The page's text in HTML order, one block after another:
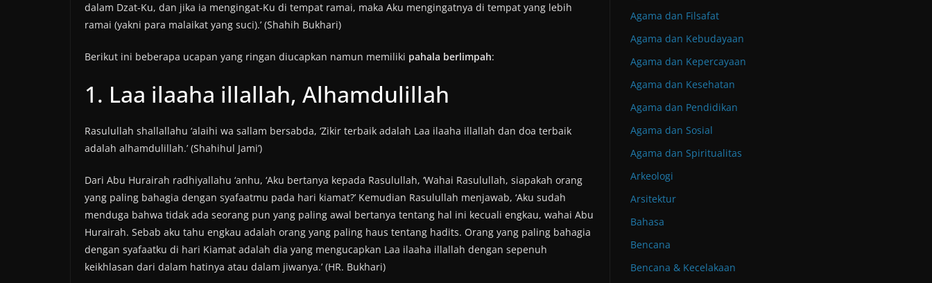
dalam Dzat-Ku, dan jika ia mengingat-Ku di tempat ramai, maka Aku mengingatnya di tempat yang lebih
ramai (yakni para malaikat yang suci).’ (Shahih Bukhari)
Berikut ini beberapa ucapan yang ringan diucapkan namun memiliki pahala berlimpah:
1. Laa ilaaha illallah, Alhamdulillah
Rasulullah shallallahu ‘alaihi wa sallam bersabda, ‘Zikir terbaik adalah Laa ilaaha illallah dan doa terbaik
adalah alhamdulillah.’ (Shahihul Jami’)
Dari Abu Hurairah radhiyallahu ‘anhu, ‘Aku bertanya kepada Rasulullah, ‘Wahai Rasulullah, siapakah orang
yang paling bahagia dengan syafaatmu pada hari kiamat?’ Kemudian Rasulullah menjawab, ‘Aku sudah
menduga bahwa tidak ada seorang pun yang paling awal bertanya tentang hal ini kecuali engkau, wahai Abu
Hurairah. Sebab aku tahu engkau adalah orang yang paling haus tentang hadits. Orang yang paling bahagia
dengan syafaatku di hari Kiamat adalah dia yang mengucapkan Laa ilaaha illallah dengan sepenuh
keikhlasan dari dalam hatinya atau dalam jiwanya.’ (HR. Bukhari)
Agama dan Filsafat
Agama dan Kebudayaan
Agama dan Kepercayaan
Agama dan Kesehatan
Agama dan Pendidikan
Agama dan Sosial
Agama dan Spiritualitas
Arkeologi
Arsitektur
Bahasa
Bencana
Bencana & Kecelakaan